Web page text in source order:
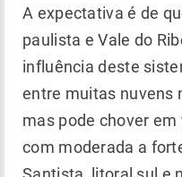
A expectativa é de
paulista e Vale do
influência deste
entre muitas nuvens
mas pode chover
com moderada a